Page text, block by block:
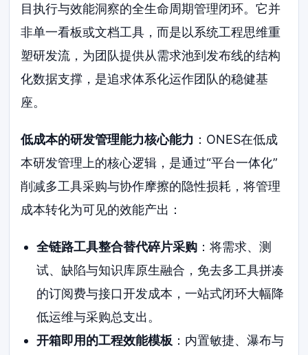
目执行与效能洞察的全生命周期管理闭环。它并
非单一看板或文档工具，而是以系统工程思维重
塑研发流，为团队提供从需求池到发布线的结构
化数据支撑，是追求体系化运作团队的稳健基
座。
低成本的研发管理能力核心能力 ：ONES在低成
本研发管理上的核心逻辑，是通过“平台一体化”
削减多工具采购与协作摩擦的隐性损耗，将管理
成本转化为可见的效能产出：
全链路工具整合替代碎片采购：将需求、测
试、缺陷与知识库原生融合，免去多工具拼凑
的订阅费与接口开发成本，一站式闭环大幅降
低运维与采购总支出。
开箱即用的工程效能模板 ：内置敏捷、瀑布与